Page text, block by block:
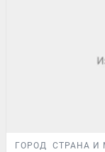
ГОРОД СТРАНА И